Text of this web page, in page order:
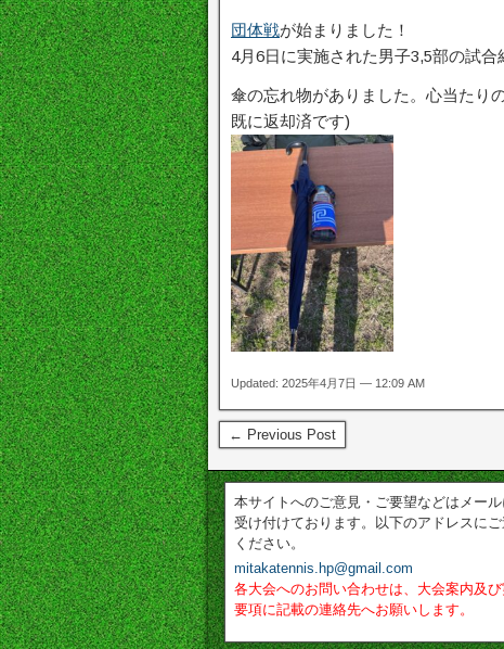
団体戦が始まりました！
4月6日に実施された男子3,5部の試合
傘の忘れ物がありました。心当たり
既に返却済です)
Updated: 2025年4月7日 — 12:09 AM
← Previous Post
本サイトへのご意見・ご要望などはメール
受け付けております。以下のアドレスに
ください。
mitakatennis.hp@gmail.com
各大会へのお問い合わせは、大会案内及
要項に記載の連絡先へお願いします。